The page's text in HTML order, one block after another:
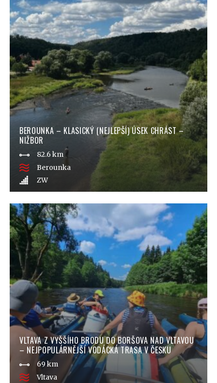
BEROUNKA – KLASICKÝ (NEJLEPŠÍ) ÚSEK CHRÁST –
NIŽBOR
82.6 km
Berounka
ZW
VLTAVA Z VYŠŠÍHO BRODU DO BORŠOVA NAD VLTAVOU
– NEJPOPULÁRNĚJŠÍ VODÁCKÁ TRASA V ČESKU
69 km
Vltava